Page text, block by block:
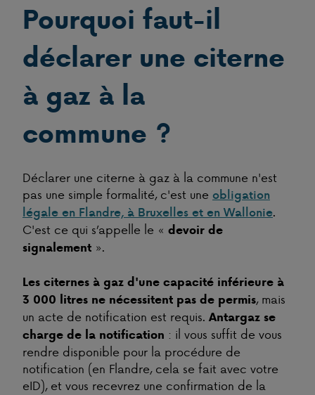
Pourquoi faut-il
déclarer une citerne
à gaz à la
commune ?
Déclarer une citerne à gaz à la commune n'est
pas une simple formalité, c'est une obligation
légale en Flandre, à Bruxelles et en Wallonie.
C'est ce qui s’appelle le « devoir de
signalement ».
Les citernes à gaz d'une capacité inférieure à
3 000 litres ne nécessitent pas de permis, mais
un acte de notification est requis. Antargaz se
charge de la notification : il vous suffit de vous
rendre disponible pour la procédure de
notification (en Flandre, cela se fait avec votre
eID), et vous recevrez une confirmation de la